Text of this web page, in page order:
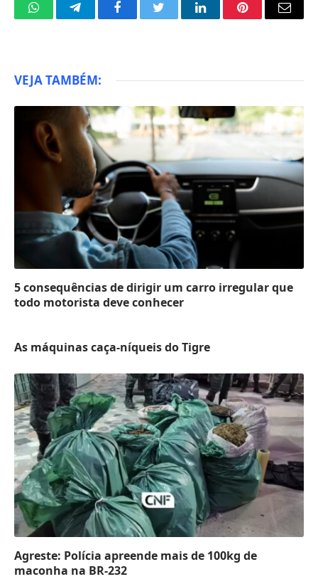
WhatsAppTelegramFacebookTwitter LinkedInPinterestEmail
VEJA TAMBÉM:
5 consequências de dirigir um carro irregular que
todo motorista deve conhecer
As máquinas caça-níqueis do Tigre
Agreste: Polícia apreende mais de 100kg de
maconha na BR-232